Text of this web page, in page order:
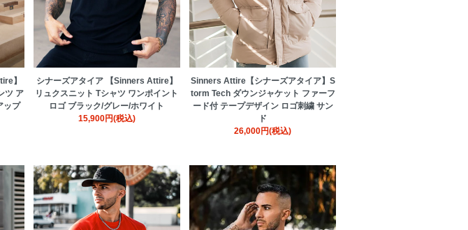
】
ツ ア
ップ
シナーズアタイア 【Sinners Attire】
リュクスニット Tシャツ ワンポイント
ロゴ ブラック/グレー/ホワイト
15,900円(税込)
Sinners Attire【シナーズアタイア】S
torm Tech ダウンジャケット ファーフ
ード付 テープデザイン ロゴ刺繍 サン
ド
26,000円(税込)